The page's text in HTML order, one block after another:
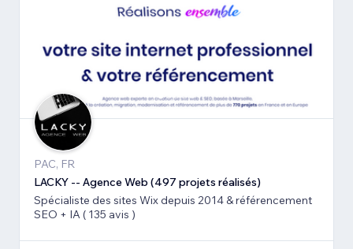
PAC, FR
LACKY -- Agence Web (497 projets réalisés)
Spécialiste des sites Wix depuis 2014 & référencement
SEO + IA ( 135 avis )